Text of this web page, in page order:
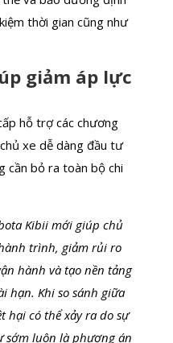
thời gian cũng như
giảm áp lực
hỗ trợ các chương
xe dễ dàng đầu tư
cần bỏ ra toàn bộ chi
Kibii mới giúp chủ
trình, giảm rủi ro
hành và tạo nền tảng
hạn. Khi so sánh giữa
có thể xảy ra do sự
sớm luôn là phương án